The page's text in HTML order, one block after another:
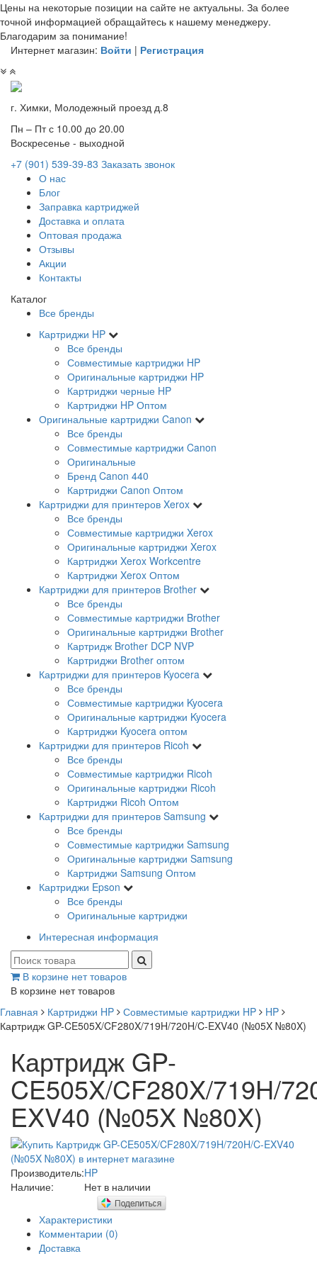
Цены на некоторые позиции на сайте не актуальны. За более
точной информацией обращайтесь к нашему менеджеру.
Благодарим за понимание!
Интернет магазин: Войти | Регистрация
г. Химки, Молодежный проезд д.8
Пн – Пт с 10.00 до 20.00
Воскресенье - выходной
+7 (901) 539-39-83 Заказать звонок
О нас
Блог
Заправка картриджей
Доставка и оплата
Оптовая продажа
Отзывы
Акции
Контакты
Каталог
Все бренды
Картриджи HP
Все бренды
Совместимые картриджи HP
Оригинальные картриджи HP
Картриджи черные HP
Картриджи HP Оптом
Оригинальные картриджи Canon
Все бренды
Совместимые картриджи Canon
Оригинальные
Бренд Canon 440
Картриджи Canon Оптом
Картриджи для принтеров Xerox
Все бренды
Совместимые картриджи Xerox
Оригинальные картриджи Xerox
Картриджи Xerox Workcentre
Картриджи Xerox Оптом
Картриджи для принтеров Brother
Все бренды
Совместимые картриджи Brother
Оригинальные картриджи Brother
Картридж Brother DCP NVP
Картриджи Brother оптом
Картриджи для принтеров Kyocera
Все бренды
Совместимые картриджи Kyocera
Оригинальные картриджи Kyocera
Картриджи Kyocera оптом
Картриджи для принтеров Ricoh
Все бренды
Совместимые картриджи Ricoh
Оригинальные картриджи Ricoh
Картриджи Ricoh Оптом
Картриджи для принтеров Samsung
Все бренды
Совместимые картриджи Samsung
Оригинальные картриджи Samsung
Картриджи Samsung Оптом
Картриджи Epson
Все бренды
Оригинальные картриджи
Интересная информация
В корзине нет товаров
В корзине нет товаров
Главная
Картриджи HP Совместимые картриджи HP
HP
Картридж GP-CE505X/CF280X/719H/720H/C-EXV40 (№05X №80X)
Картридж GP-
CE505X/CF280X/719H/
EXV40 (№05X №80X)
Производитель:HP
Наличие:
Нет в наличии
Характеристики
Комментарии (0)
Доставка